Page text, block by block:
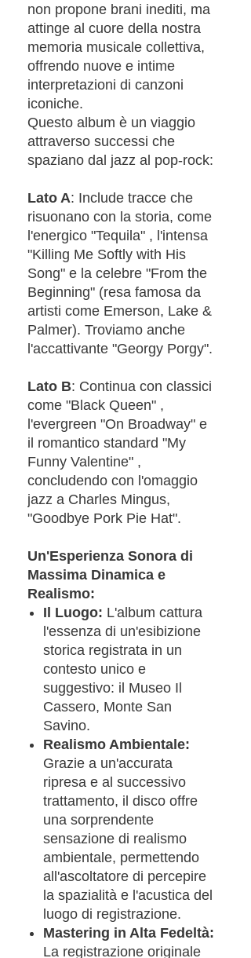
non propone brani inediti, ma
attinge al cuore della nostra
memoria musicale collettiva,
offrendo nuove e intime
interpretazioni di canzoni
iconiche.
Questo album è un viaggio
attraverso successi che
spaziano dal jazz al pop-rock:
Lato A: Include tracce che
risuonano con la storia, come
l'energico "Tequila" , l'intensa
"Killing Me Softly with His
Song" e la celebre "From the
Beginning" (resa famosa da
artisti come Emerson, Lake &
Palmer). Troviamo anche
l'accattivante "Georgy Porgy".
Lato B: Continua con classici
come "Black Queen" ,
l'evergreen "On Broadway" e
il romantico standard "My
Funny Valentine" ,
concludendo con l'omaggio
jazz a Charles Mingus,
"Goodbye Pork Pie Hat".
Un'Esperienza Sonora di
Massima Dinamica e
Realismo:
Il Luogo: L'album cattura
l'essenza di un'esibizione
storica registrata in un
contesto unico e
suggestivo: il Museo Il
Cassero, Monte San
Savino.
Realismo Ambientale:
Grazie a un'accurata
ripresa e al successivo
trattamento, il disco offre
una sorprendente
sensazione di realismo
ambientale, permettendo
all'ascoltatore di percepire
la spazialità e l'acustica del
luogo di registrazione.
Mastering in Alta Fedeltà:
La registrazione originale